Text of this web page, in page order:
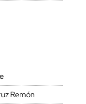
Remón